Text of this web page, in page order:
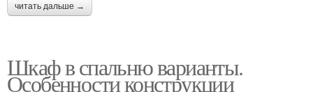
читать дальше →
Шкаф в спальню варианты.
Особенности конструкции